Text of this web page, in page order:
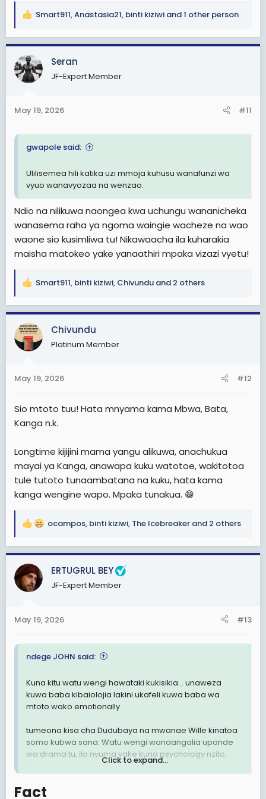
R
a
c
t
i
s
Smart911,Anastasia21, binti kiziwi and 1 other person
Seran
JF-Expert Member
May 19, 2026 #11
gwapole said:
Ulilisemea hili katika uzi mmoja kuhusu wanafunzi wa
vyuo wanavyozaa na wenzao.
Ndio na nilikuwa naongea kwa uchungu wananicheka
wanasema raha ya ngoma waingie wacheze na wao
waone sio kusimliwa tu! Nikawaacha ila kuharakia
maisha matokeo yake yanaathiri mpaka vizazi vyetu!
R
a
c
t
i
s
Smart911, binti kiziwi, Chivundu and 2 others
Chivundu
Platinum Member
May 19, 2026 #12
Sio mtoto tuu! Hata mnyama kama Mbwa, Bata,
Kanga n.k.
Longtime kijijini mama yangu alikuwa, anachukua
mayai ya Kanga, anawapa kuku watotoe, wakitotoa
tule tutoto tunaambatana na kuku, hata kama
kanga wengine wapo. Mpaka tunakua. 😁
R
a
c
t
i
s
ocampos, binti kiziwi, The Icebreaker and 2 others
ERTUGRUL BEY
JF-Expert Member
May 19, 2026 #13
ndege JOHN said:
Kuna kitu watu wengi hawataki kukisikia… unaweza
kuwa baba kibaiolojia lakini ukafeli kuwa baba wa
mtoto wako emotionally.
tumeona kisa cha Dudubaya na mwanae Wille kinatoa
somo kubwa sana. Watu wengi wanaangalia upande
wa drama tu, ila nyuma yake kuna psychology nzito.
Mtoto akikua bila ile bonding ya baba tangu mwanzo,
package”, mara nyingi chemistry inakuwa forced.Ni
Click to expand...
Fact​